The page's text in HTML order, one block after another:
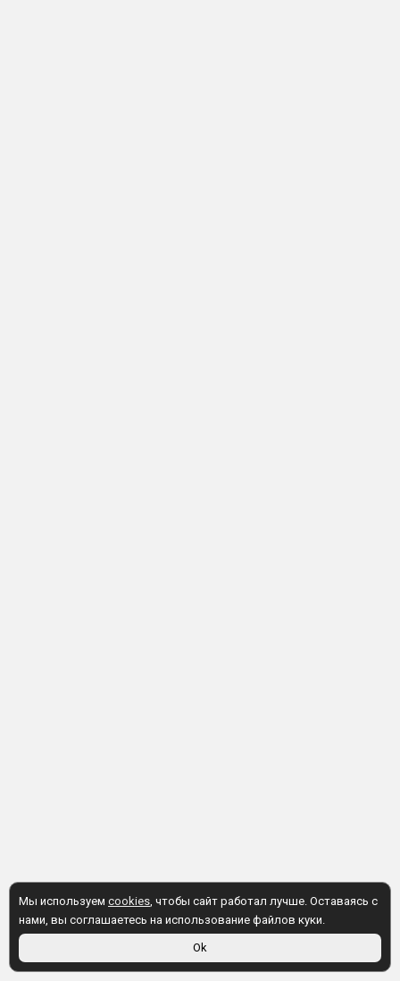
Мы используем cookies, чтобы сайт работал лучше. Оставаясь с
нами, вы соглашаетесь на использование файлов куки.
Ok